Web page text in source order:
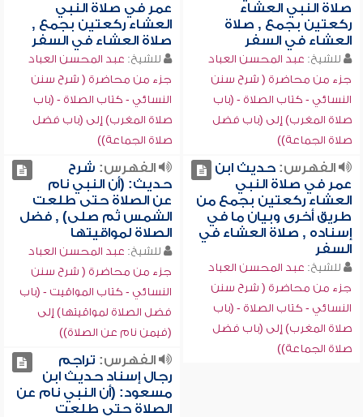
صلاة النبي العشاء
ركعتين بجمع , صلاة
العشاء في السفر
للشيخ: عبد المحسن العباد
جزء من محاضرة ( شرح سنن
النسائي - كتاب الصلاة - (باب
صلاة المغرب) إلى (باب فضل
صلاة الجماعة))
عمر في صلاة النبي
العشاء ركعتين بجمع ,
صلاة العشاء في السفر
للشيخ: عبد المحسن العباد
جزء من محاضرة ( شرح سنن
النسائي - كتاب الصلاة - (باب
صلاة المغرب) إلى (باب فضل
صلاة الجماعة))
الفهرس:حديث ابن
عمر في صلاة النبي
العشاء ركعتين بجمع من
طريق أخرى وبيان ما في
إسناده , صلاة العشاء في
السفر
للشيخ: عبد المحسن العباد
جزء من محاضرة ( شرح سنن
النسائي - كتاب الصلاة - (باب
صلاة المغرب) إلى (باب فضل
صلاة الجماعة))
الفهرس: شرح
حديث: (أن النبي نام
عن الصلاة حتى طلعت
الشمس ثم صلى) , فضل
الصلاة لمواقيتها
للشيخ: عبد المحسن العباد
جزء من محاضرة ( شرح سنن
النسائي - كتاب المواقيت - (باب
فضل الصلاة لمواقيتها) إلى
(فيمن نام عن الصلاة))
الفهرس: تراجم
رجال إسناد حديث ابن
مسعود: (أن النبي نام عن
الصلاة حتى طلعت